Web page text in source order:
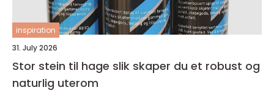
inspiration
31. July 2026
Stor stein til hage slik skaper du et robust og
naturlig uterom